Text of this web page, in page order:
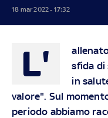
18 mar 2022 - 17:32
L'
sfida di
in
valore". Sul
periodo abbiamo